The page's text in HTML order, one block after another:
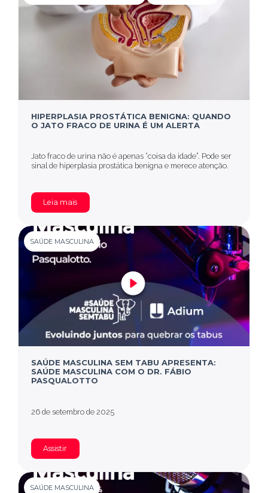
HIPERPLASIA PROSTÁTICA BENIGNA: QUANDO
O JATO FRACO DE URINA É UM ALERTA
Jato fraco de urina não é apenas “coisa da idade”. Pode ser
sinal de hiperplasia prostática benigna e merece atenção.
Leia mais
SAÚDE MASCULINA
SAÚDE MASCULINA SEM TABU APRESENTA:
SAÚDE MASCULINA COM O DR. FÁBIO
PASQUALOTTO
26 de setembro de 2025
Assistir
SAÚDE MASCULINA